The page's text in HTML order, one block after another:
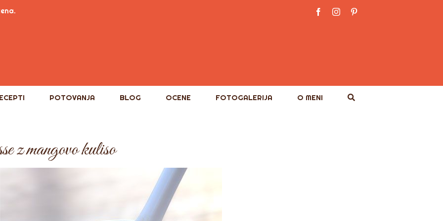
FacebookInstagram
POTOVANJA BLOG OCENE FOTOGALERIJA O MENI
z mangovo kuliso